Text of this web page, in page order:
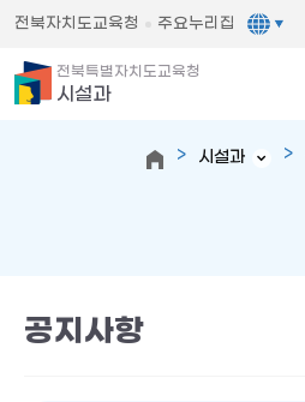
전북자치도교육청 주요누리집
전북특별자치도교육청
시설과
시설과
공지사항